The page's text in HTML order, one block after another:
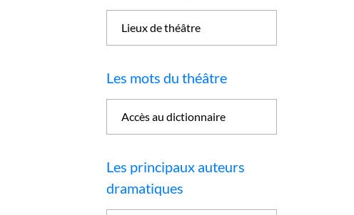
Lieux de théâtre
Les mots du théâtre
Accès au dictionnaire
Les principaux auteurs
dramatiques